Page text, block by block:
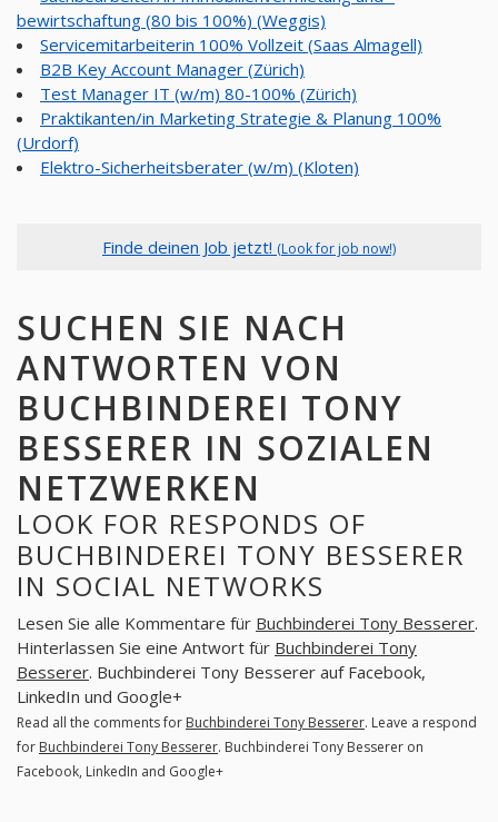
bewirtschaftung (80 bis 100%) (Weggis)
Servicemitarbeiterin 100% Vollzeit (Saas Almagell)
B2B Key Account Manager (Zürich)
Test Manager IT (w/m) 80-100% (Zürich)
Praktikanten/in Marketing Strategie & Planung 100%
(Urdorf)
Elektro-Sicherheitsberater (w/m) (Kloten)
Finde deinen Job jetzt! (Look for job now!)
SUCHEN SIE NACH
ANTWORTEN VON
BUCHBINDEREI TONY
BESSERER IN SOZIALEN
NETZWERKEN
LOOK FOR RESPONDS OF
BUCHBINDEREI TONY BESSERER
IN SOCIAL NETWORKS
Lesen Sie alle Kommentare für Buchbinderei Tony Besserer.
Hinterlassen Sie eine Antwort für Buchbinderei Tony
Besserer. Buchbinderei Tony Besserer auf Facebook,
LinkedIn und Google+
Read all the comments for Buchbinderei Tony Besserer. Leave a respond
for Buchbinderei Tony Besserer. Buchbinderei Tony Besserer on
Facebook, LinkedIn and Google+